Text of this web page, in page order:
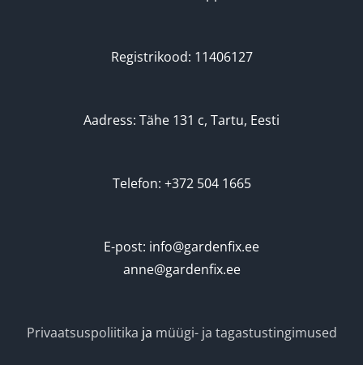
Registrikood: 11406127
Aadress: Tähe 131 c, Tartu, Eesti
Telefon: +372 504 1665
E-post: info@gardenfix.ee
anne@gardenfix.ee
Privaatsuspoliitika ja müügi- ja tagastustingimused